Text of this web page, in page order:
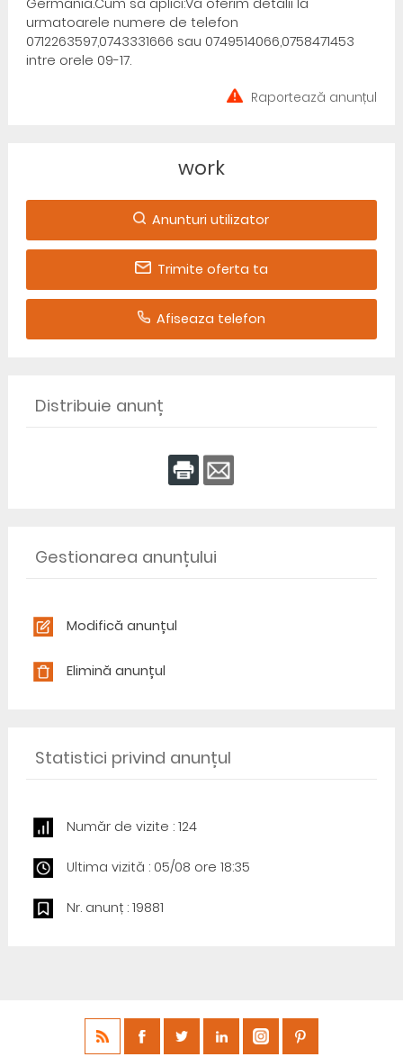
Germania.Cum să aplici:Va oferim detalii la
urmatoarele numere de telefon
0712263597,0743331666 sau 0749514066,0758471453
intre orele 09-17.
Raportează anunțul
work
Anunturi utilizator
Trimite oferta ta
Afiseaza telefon
Distribuie anunț
Gestionarea anunțului
Modifică anunțul
Elimină anunțul
Statistici privind anunțul
Număr de vizite : 124
Ultima vizită : 05/08 ore 18:35
Nr. anunț : 19881